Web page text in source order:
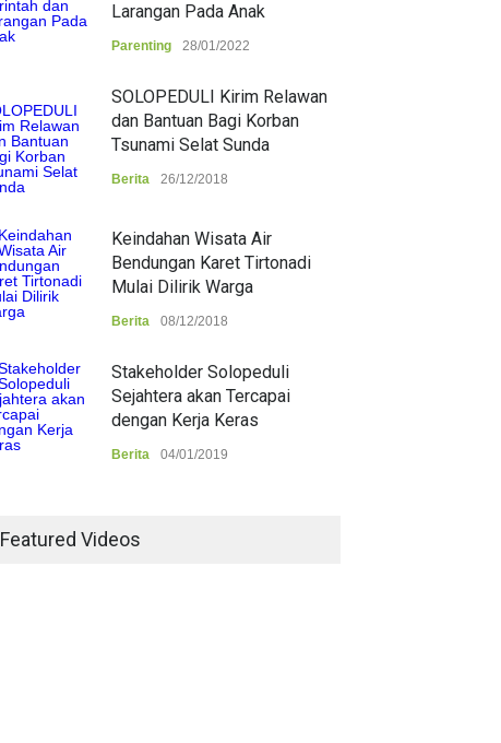
Larangan Pada Anak
Parenting 28/01/2022
SOLOPEDULI Kirim Relawan
dan Bantuan Bagi Korban
Tsunami Selat Sunda
Berita 26/12/2018
Keindahan Wisata Air
Bendungan Karet Tirtonadi
Mulai Dilirik Warga
Berita 08/12/2018
Stakeholder Solopeduli
Sejahtera akan Tercapai
dengan Kerja Keras
Berita 04/01/2019
Featured Videos